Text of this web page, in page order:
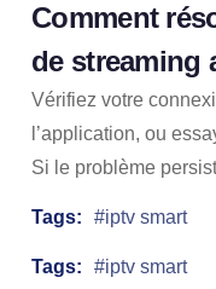
Comment
de streaming
Vérifiez votre
l’application, ou
Si le problème
Tags: iptv smart
Tags: iptv smart